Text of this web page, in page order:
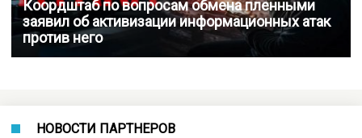
Коордштаб по вопросам обмена пленными
заявил об активизации информационных атак
против него
НОВОСТИ ПАРТНЕРОВ